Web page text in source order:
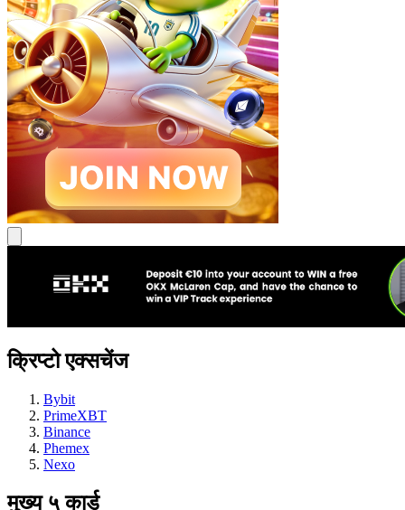
क्रिप्टो एक्सचेंज
Bybit
PrimeXBT
Binance
Phemex
Nexo
मुख्य ५ कार्ड